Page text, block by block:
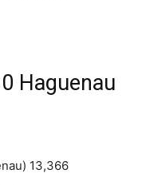
Haguenau
13,366